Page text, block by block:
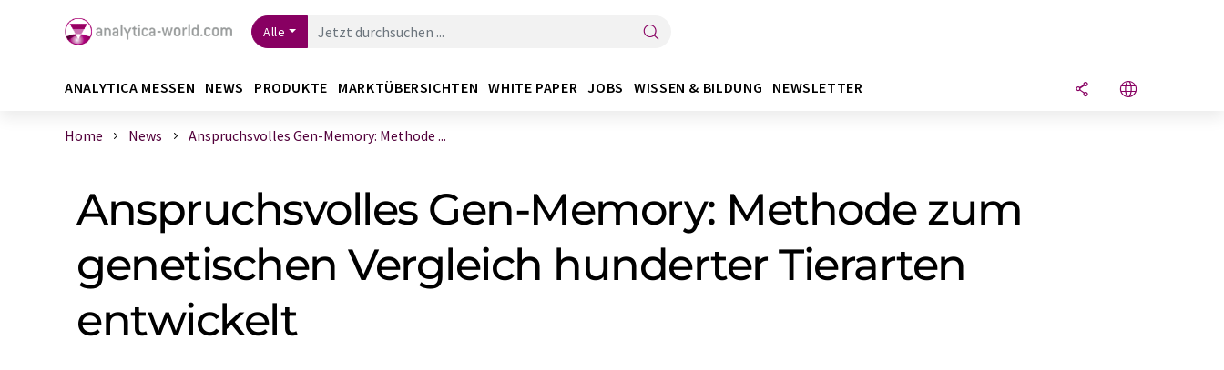
Alle
ANALYTICA MESSEN NEWS PRODUKTE MARKTÜBERSICHTEN WHITE PAPER JOBS WISSEN & BILDUNG NEWSLETTER
Home News Anspruchsvolles Gen-Memory: Methode ...
Anspruchsvolles Gen-Memory: Methode zum
genetischen Vergleich hunderter Tierarten
entwickelt